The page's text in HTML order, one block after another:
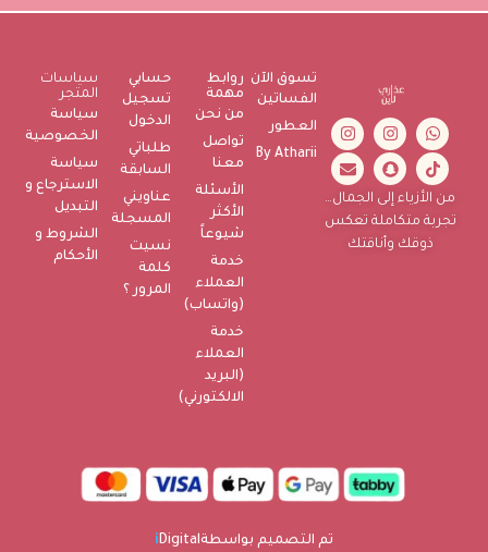
من الأزياء إلى الجمال…
تجربة متكاملة تعكس
ذوقك وأناقتك
تسوق الآن
الفساتين
العطور
By Atharii
روابط
مهمة
من نحن
تواصل
معنا
الأسئلة
الأكثر
شيوعاً
خدمة
العملاء
(واتساب)
خدمة
العملاء
(البريد
الالكتورني)
حسابي
تسجيل
الدخول
طلباتي
السابقة
عناويني
المسجلة
نسيت
كلمة
المرور ؟
سياسات
المتجر
سياسة
الخصوصية
سياسة
الاسترجاع و
التبديل
الشروط و
الأحكام
تم التصميم بواسطة iDigital